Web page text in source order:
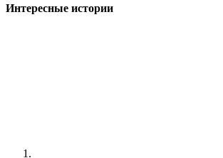
Интересные истории